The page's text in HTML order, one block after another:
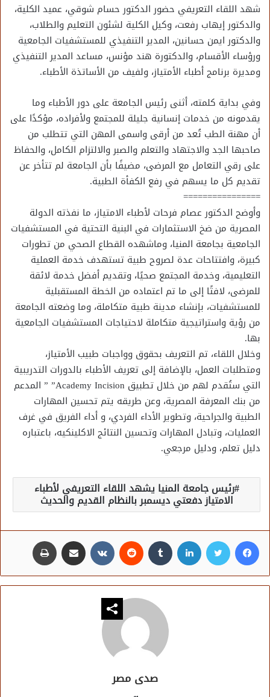
شهد اللقاء التعريفي حضور الدكتور حسام شوقي، عميد الكلية،
والدكتور إيهاب رفعت، وكيل الكلية لشئون التعليم والطلاب،
والدكتور ايمن حسانين، المدير التنفيذي للمستشفيات الجامعية
ورؤساء الأقسام، والدكتورة هند مؤنس، مساعد المدير التنفيذي
ومديرة برنامج أطباء الأمتياز، ولفيف من الأساتذة الأطباء.
وفي بداية كلمته، أثنى رئيس الجامعة على دور الأطباء وما
يقدمونه من خدمات إنسانية جليلة للمجتمع ولأفراده، مؤكدًا على
أن مهنة الطب تُعد من أرقى واسمى المهن التي تتطلب من
صاحبها الجد والاجتهاد والتعلم والصبر والالتزام الكامل، والحفاظ
على رقي التعامل مع المرضى، مضيفًا بأن الجامعة لم تتأخر عن
تقديم كل ما يسهم في رفع الكفأة الطبية.
================
وأوضح الدكتور عصام فرحات لأطباء الامتياز، ما نفذته الدولة
المصرية من ضخ الاستثمارات في البنية التحتية في المستشفيات
الجامعية بجامعة المنيا، وماشهده القطاع الصحي من تطورات
كبيرة، وافتتاحات عدة لصروح طبية تستهدف خدمة العملية
التعليمية، وخدمة المجتمع صحيًا، وتقديم أفضل خدمة لائقة
للمرضى، لافتًا إلى ما تم اعتماده من الخطة المستقبلية
للمستشفيات، بإنشاء مدينة طبية متكاملة، وما وضعته الجامعة
من رؤية واستراتيجية متكاملة لاحتياجات المستشفيات الجامعية
بها.
وخلال اللقاء، تم التعريف بحقوق وواجبات طبيب الأمتياز،
ومتطلبات العمل، بالإضافة إلى تعريف الأطباء بالدورات التدريبية
التي ستُقدم لهم من خلال تطبيق Academy Incision” ” المدعم
من بنك المعرفة المصرية، وعن طريقه يتم تحسين المهارات
الطبية والجراحية، وتطوير الأداء الفردي، و أداء الفريق في غرف
العمليات، وتبادل المهارات وتحسين النتائج الاكلينكيه، باعتباره
دليل تعلم، ودليل مرجعي.
رئيس جامعة المنيا يشهد اللقاء التعريفي لأطباء
الامتياز دفعتي ديسمبر بالنظام القديم والحديث
فيسبوك تويتر لينكدإن مشاركة عبر البريد
صدى مصر